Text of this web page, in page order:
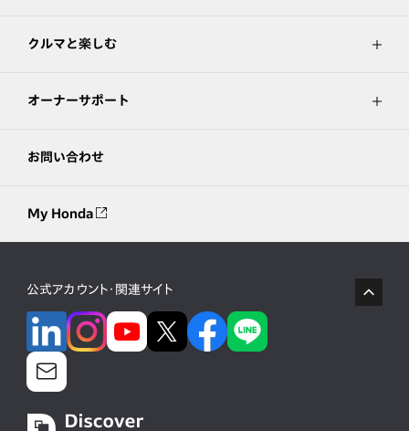
クルマと楽しむ
オーナーサポート
お問い合わせ
My Honda
公式アカウント・関連サイト